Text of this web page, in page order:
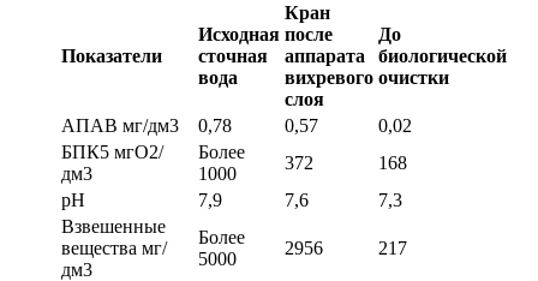
Показатели
Исходная
сточная
вода
Кран
после
аппарата
вихревого
слоя
До
биологической
очистки
АПАВ мг/дм3 0,78 0,57
0,02
БПК5 мгО2/
дм3
Более
1000
372
168
рН
7,9 7,6
7,3
Взвешенные
вещества мг/
дм3
Более
5000
2956 217